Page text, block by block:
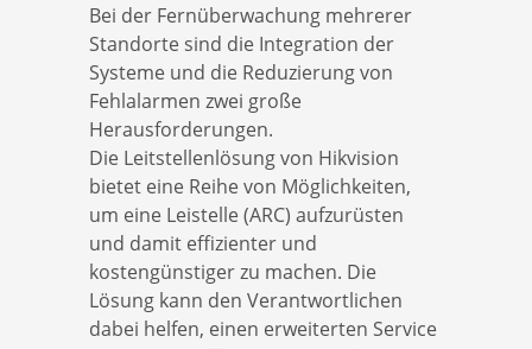
Bei der Fernüberwachung mehrerer
Standorte sind die Integration der
Systeme und die Reduzierung von
Fehlalarmen zwei große
Herausforderungen.
Die Leitstellenlösung von Hikvision
bietet eine Reihe von Möglichkeiten,
um eine Leistelle (ARC) aufzurüsten
und damit effizienter und
kostengünstiger zu machen. Die
Lösung kann den Verantwortlichen
dabei helfen, einen erweiterten Service